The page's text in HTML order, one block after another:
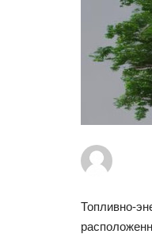
Топливно-